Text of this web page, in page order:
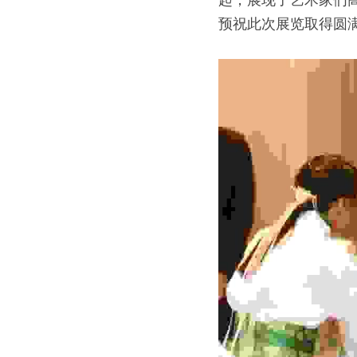
预祝此次展览取得圆